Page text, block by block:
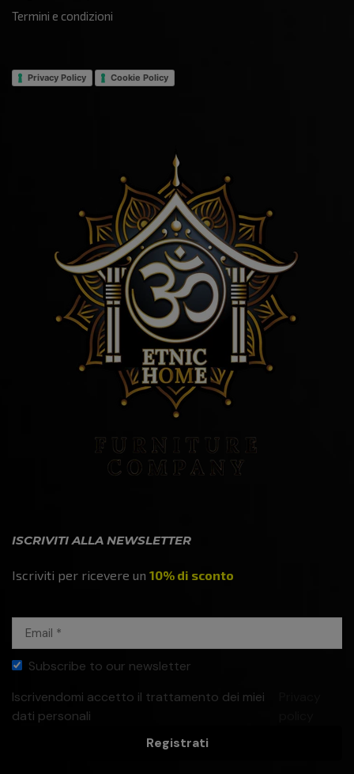
Termini e condizioni
Privacy Policy Cookie Policy
ISCRIVITI ALLA NEWSLETTER
Iscriviti per ricevere un 10% di sconto
Subscribe to our newsletter
Iscrivendomi accetto il trattamento dei miei
dati personali
Registrati